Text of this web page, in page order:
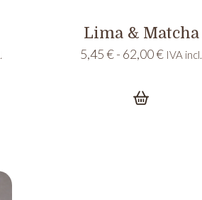
Lima & Matcha
5,45€- 62,00€Rango
IVA incl.